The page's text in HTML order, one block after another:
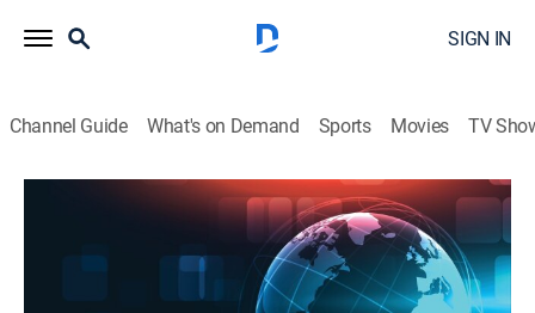
SIGN IN
Channel Guide What's on Demand Sports Movies TV
Telefe noticias